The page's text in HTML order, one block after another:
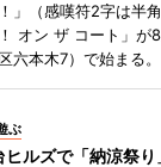
」（感嘆符2字は半
オン ザ コート」が
六本木7）で始まる。
ぶ
ヒルズで「納涼祭